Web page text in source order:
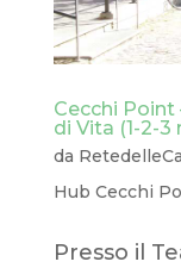
Cecchi Point
di Vita (1-2-3
da
Hub Cecchi
Presso il